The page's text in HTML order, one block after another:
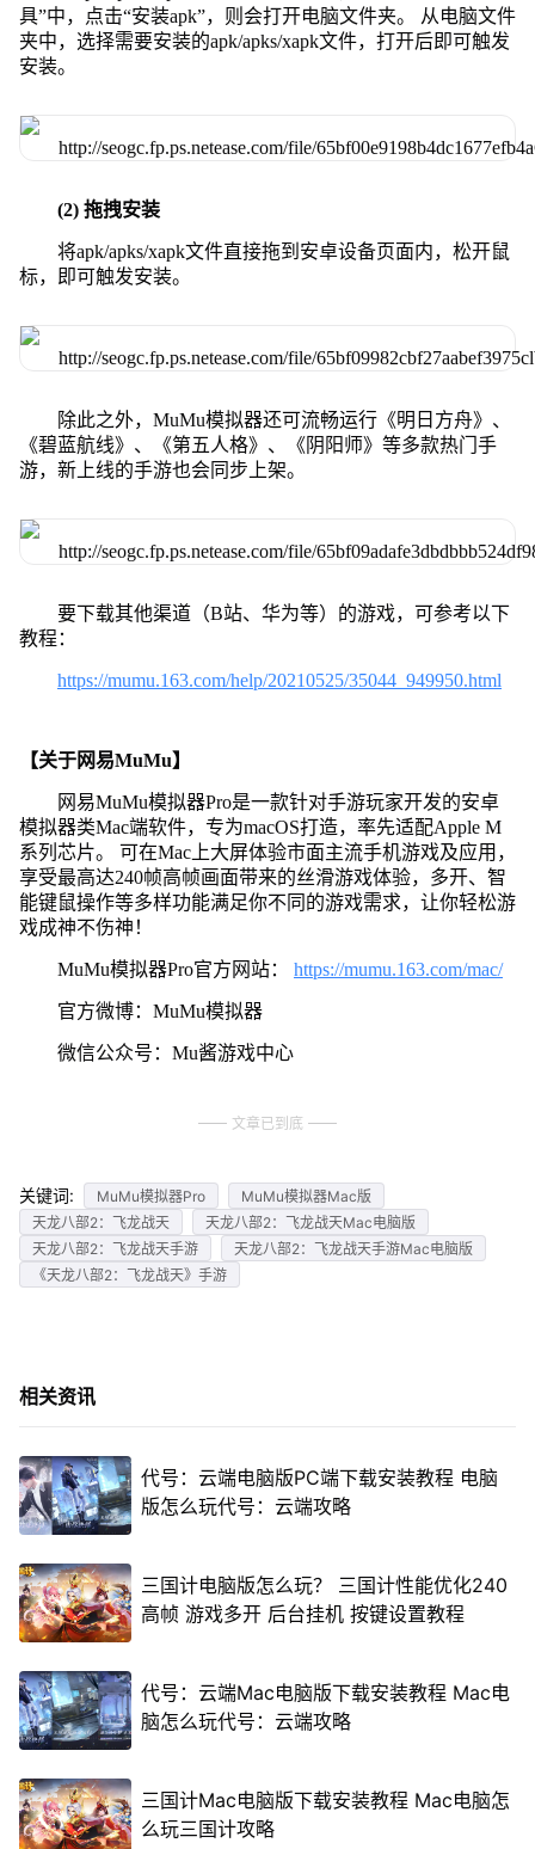
具”中，点击“安装apk”，则会打开电脑文件夹。 从电脑文件
夹中，选择需要安装的apk/apks/xapk文件，打开后即可触发
安装。
(2) 拖拽安装
将apk/apks/xapk文件直接拖到安卓设备页面内，松开鼠
标，即可触发安装。
除此之外，MuMu模拟器还可流畅运行《明日方舟》、
《碧蓝航线》、《第五人格》、《阴阳师》等多款热门手
游，新上线的手游也会同步上架。
要下载其他渠道（B站、华为等）的游戏，可参考以下
教程：
https://mumu.163.com/help/20210525/35044_949950.html
【关于网易MuMu】
网易MuMu模拟器Pro是一款针对手游玩家开发的安卓
模拟器类Mac端软件，专为macOS打造，率先适配Apple M
系列芯片。 可在Mac上大屏体验市面主流手机游戏及应用，
享受最高达240帧高帧画面带来的丝滑游戏体验，多开、智
能键鼠操作等多样功能满足你不同的游戏需求，让你轻松游
戏成神不伤神！
MuMu模拟器Pro官方网站： https://mumu.163.com/mac/
官方微博：MuMu模拟器
微信公众号：Mu酱游戏中心
文章已到底
关键词: MuMu模拟器Pro
MuMu模拟器Mac版
天龙八部2：飞龙战天
天龙八部2：飞龙战天Mac电脑版
天龙八部2：飞龙战天手游
天龙八部2：飞龙战天手游Mac电脑版
《天龙八部2：飞龙战天》手游
相关资讯
代号：云端电脑版PC端下载安装教程 电脑
版怎么玩代号：云端攻略
三国计电脑版怎么玩？ 三国计性能优化240
高帧 游戏多开 后台挂机 按键设置教程
代号：云端Mac电脑版下载安装教程 Mac电
脑怎么玩代号：云端攻略
三国计Mac电脑版下载安装教程 Mac电脑怎
么玩三国计攻略